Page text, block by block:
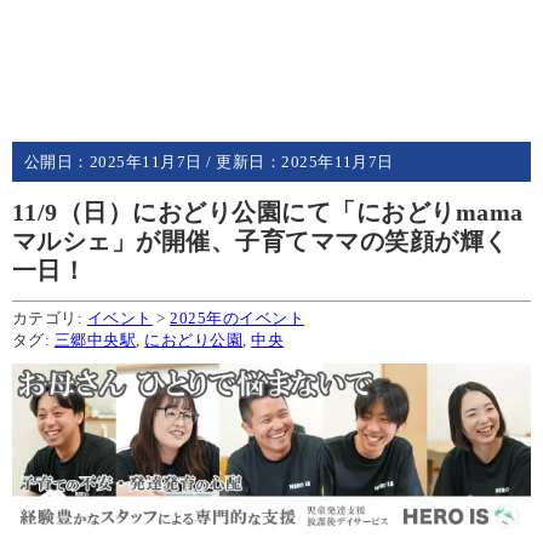
公開日： 2025年11月7日 / 更新日：2025年11月7日
11/9（日）におどり公園にて「におどりmama
マルシェ」が開催、子育てママの笑顔が輝く
一日！
カテゴリ: イベント >2025年のイベント
タグ: 三郷中央駅, におどり公園,中央